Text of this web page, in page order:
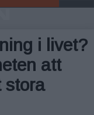
i livet?
att
stora